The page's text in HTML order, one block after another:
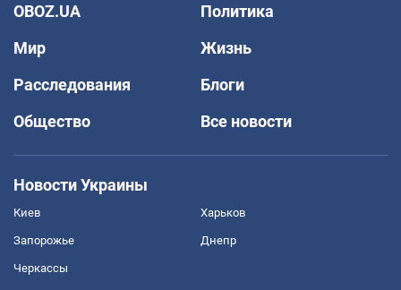
OBOZ.UA
Политика
Мир
Жизнь
Расследования
Блоги
Общество
Все новости
Новости Украины
Киев Харьков
Запорожье Днепр
Черкассы